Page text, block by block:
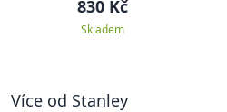
830 Kč
Skladem
Více od Stanley